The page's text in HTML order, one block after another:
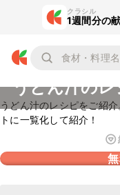
クラシル
1週間分の
うどん汁の
うどん汁のレシピをご紹
トに一覧化して紹介！